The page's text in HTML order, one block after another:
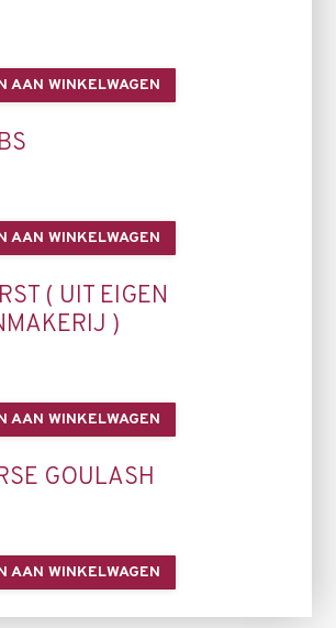
AAN WINKELWAGEN
AAN WINKELWAGEN
( UIT EIGEN
)
AAN WINKELWAGEN
GOULASH
AAN WINKELWAGEN